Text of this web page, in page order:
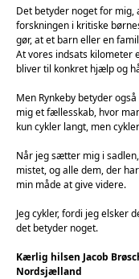
Det betyder noget for mig,
forskningen i kritiske
gør, at et barn eller en
At vores indsats
bliver til konkret hjælp og
Men Rynkeby betyder
mig et fællesskab, hvor
kun cykler langt, men
Når jeg sætter mig i
mistet, og alle dem, der
min måde at give videre.
Jeg cykler, fordi jeg elsker
det betyder noget.
Kærlig hilsen Jacob
Nordsjælland